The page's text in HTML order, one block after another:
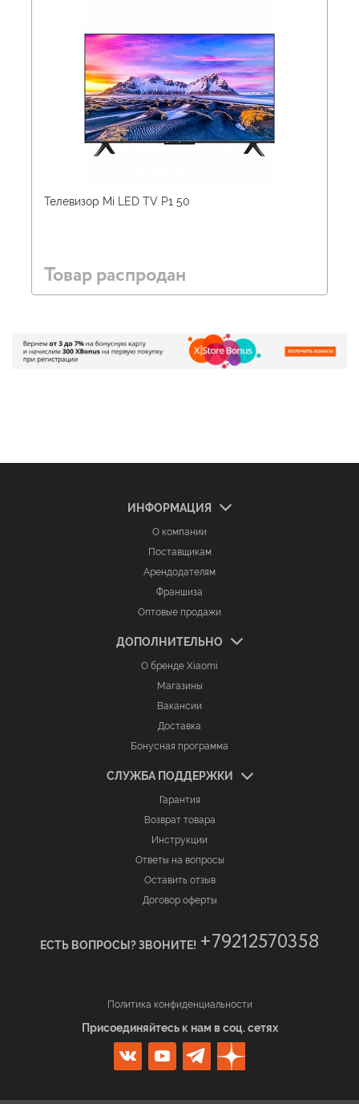
Телевизор Mi LED TV P1 50
Товар распродан
ИНФОРМАЦИЯ
О компании
Поставщикам
Арендодателям
Франшиза
Оптовые продажи
ДОПОЛНИТЕЛЬНО
О бренде Xiaomi
Магазины
Вакансии
Доставка
Бонусная программа
СЛУЖБА ПОДДЕРЖКИ
Гарантия
Возврат товара
Инструкции
Ответы на вопросы
Оставить отзыв
Договор оферты
ЕСТЬ ВОПРОСЫ? ЗВОНИТЕ! +79212570358
Политика конфиденциальности
Присоединяйтесь к нам в соц. сетях